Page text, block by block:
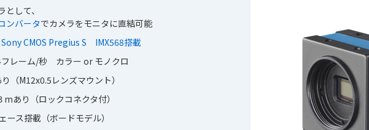
して、
ンバータでカメラをモニタに直結可能
CMOS Pregius S IMX568搭載
レーム/秒 カラー or モノクロ
（M12x0.5レンズマウント）
あり（ロックコネクタ付）
ース搭載（ボードモデル）